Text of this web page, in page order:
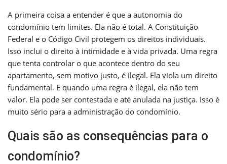
A primeira coisa a entender é que a autonomia do
condomínio tem limites. Ela não é total. A Constituição
Federal e o Código Civil protegem os direitos individuais.
Isso inclui o direito à intimidade e à vida privada. Uma regra
que tenta controlar o que acontece dentro do seu
apartamento, sem motivo justo, é ilegal. Ela viola um direito
fundamental. E quando uma regra é ilegal, ela não tem
valor. Ela pode ser contestada e até anulada na justiça. Isso é
muito sério para a administração do condomínio.
Quais são as consequências para o
condomínio?